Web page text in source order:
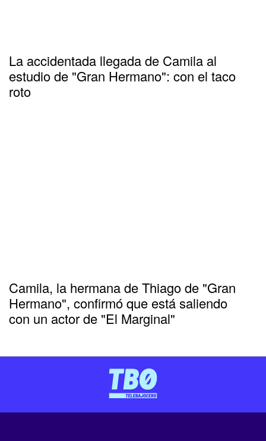
La accidentada llegada de Camila al
estudio de "Gran Hermano": con el taco
roto
Camila, la hermana de Thiago de "Gran
Hermano", confirmó que está saliendo
con un actor de "El Marginal"